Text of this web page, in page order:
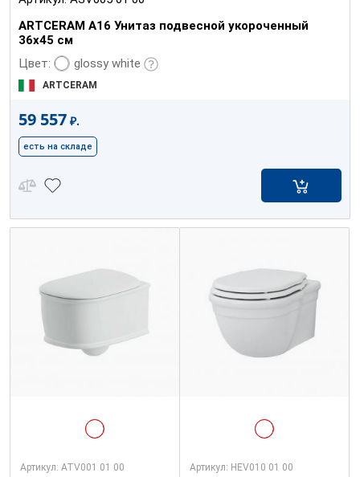
ARTCERAM A16 Унитаз подвесной укороченный
36х45 см
Цвет:
glossy white
ARTCERAM
59 557 ₽.
есть на складе
Артикул: ATV001 01 00 Артикул: HEV010 01 00